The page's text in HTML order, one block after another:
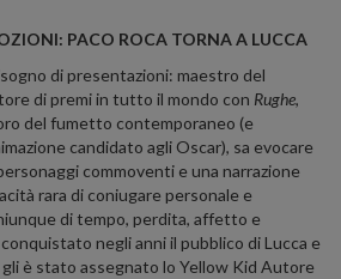
PACO ROCA TORNA A LUCCA
di presentazioni: maestro del
di premi in tutto il mondo con Rughe,
del fumetto contemporaneo (e
candidato agli Oscar), sa evocare
commoventi e una narrazione
rara di coniugare personale e
di tempo, perdita, affetto e
negli anni il pubblico di Lucca e
è stato assegnato lo Yellow Kid Autore